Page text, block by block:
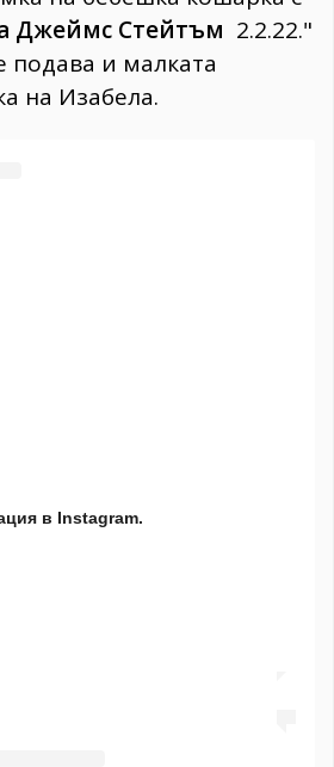
Джеймс Стейтъм 2.2.22."
подава и малката
на Изабела.
в Instagram.